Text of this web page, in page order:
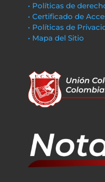
• Políticas de
• Certificado de
• Políticas de
• Mapa del Sitio